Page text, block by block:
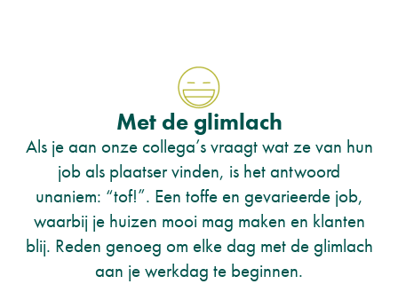
Met de glimlach
Als je aan onze collega’s vraagt wat ze van hun
job als plaatser vinden, is het antwoord
unaniem: “tof!”. Een toffe en gevarieerde job,
waarbij je huizen mooi mag maken en klanten
blij. Reden genoeg om elke dag met de glimlach
aan je werkdag te beginnen.